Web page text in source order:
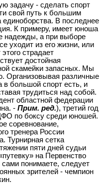
задачу - сделать спорт
свой путь к большим
В последнее
К примеру, имеет юноша
надежды, а при выборе
уходит из его жизни, или
страдает
достойная
скамейки запасных. Мы
Организовывая различные
в большой спорт есть, и
трудиться над собой.
областной федерации
- Прим. ред.), третий год
по боксу среди юношей.
соревнование,
тренера России
Турнирная сетка
пяти дней судьи
на Первенство
понимаете, следует
зрителей - чемпион